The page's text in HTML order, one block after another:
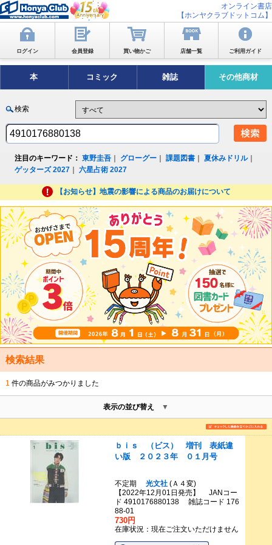
オンライン書店
【ホンヤクラブドットコム】
ログイン 会員登録 買い物かご 店舗一覧 ご利用ガイド
本 コミック 雑誌 その他商材
検索
注目のキーワード： 東野圭吾 グローグー ｜課題図書 ｜夏休みドリル｜
ゲッターズ 2027 ｜六星占術 2027
【お知らせ】地震の影響による商品のお届けについて
検索結果
1 件の商品がみつかりました
表示の並び替え
ｂｉｓ （ビス） 増刊 表紙違
い版 ２０２３年 ０１月号
不定期 光文社(Ａ４変)
【2022年12月01日発売】 JANコー
ド 4910176880138 雑誌コード 176
88-01
730円
在庫状況：現在ご注文いただけません